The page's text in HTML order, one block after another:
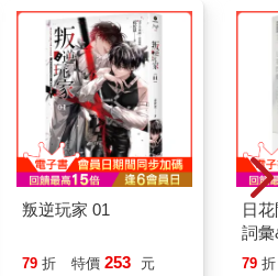
位朋友自己也才認識他不久。我看
的攝影才華，而不是他推銷的本
樣的小生意。我雖然喜歡跟企業客
的不過是讓成功的企業更成功，這
道自己的行為也許能改變他人的人
的技能、熱誠、才華與自信可以讓
小生意人夢想破滅，我的心都要碎
張，一排排走道、座椅始終空無一
匠的設備閒置在車庫，還有在家工
片，不得不回頭找以前的老闆。我
畢生積蓄泡湯、貸款到期、夢想破
叛逆玩家 01
79 折 特價 253 元
日
詞
79 折